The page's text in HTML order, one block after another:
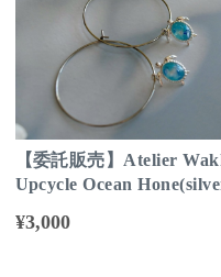
【委託販売】Atelier
Upcycle Ocean
¥3,000